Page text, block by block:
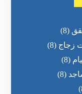
(8)
زجاج (8)
(8)
(8)